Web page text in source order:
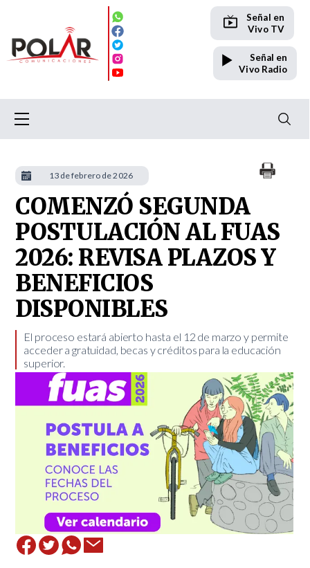
Señal en
Vivo TV
Señal en
Vivo Radio
COMENZÓ SEGUNDA
POSTULACIÓN AL FUAS
2026: REVISA PLAZOS Y
BENEFICIOS
DISPONIBLES
El proceso estará abierto hasta el 12 de marzo y permite
acceder a gratuidad, becas y créditos para la educación
superior.
13 de febrero de 2026